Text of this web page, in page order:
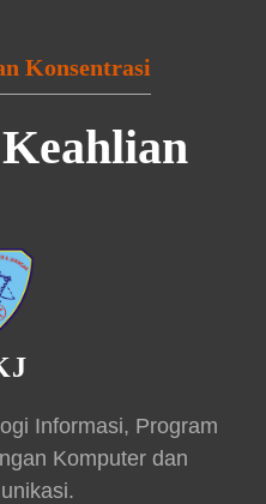
Konsentrasi
Informasi, Program
Komputer dan